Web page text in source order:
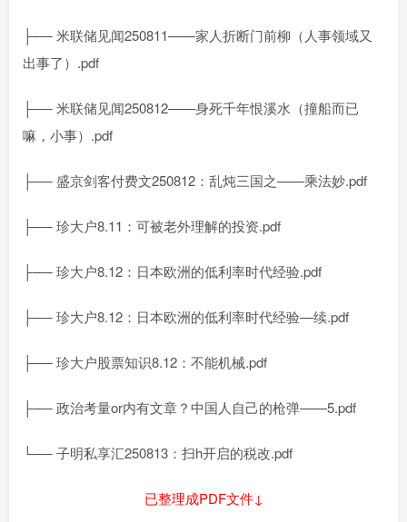
├── 米联储见闻250811——家人折断门前柳（人事领域又
出事了）.pdf
├── 米联储见闻250812——身死千年恨溪水（撞船而已
嘛，小事）.pdf
├── 盛京剑客付费文250812：乱炖三国之——乘法妙.pdf
├── 珍大户8.11：可被老外理解的投资.pdf
├── 珍大户8.12：日本欧洲的低利率时代经验.pdf
├── 珍大户8.12：日本欧洲的低利率时代经验—续.pdf
├── 珍大户股票知识8.12：不能机械.pdf
├── 政治考量or内有文章？中国人自己的枪弹——5.pdf
└── 子明私享汇250813：扫h开启的税改.pdf
已整理成PDF文件↓